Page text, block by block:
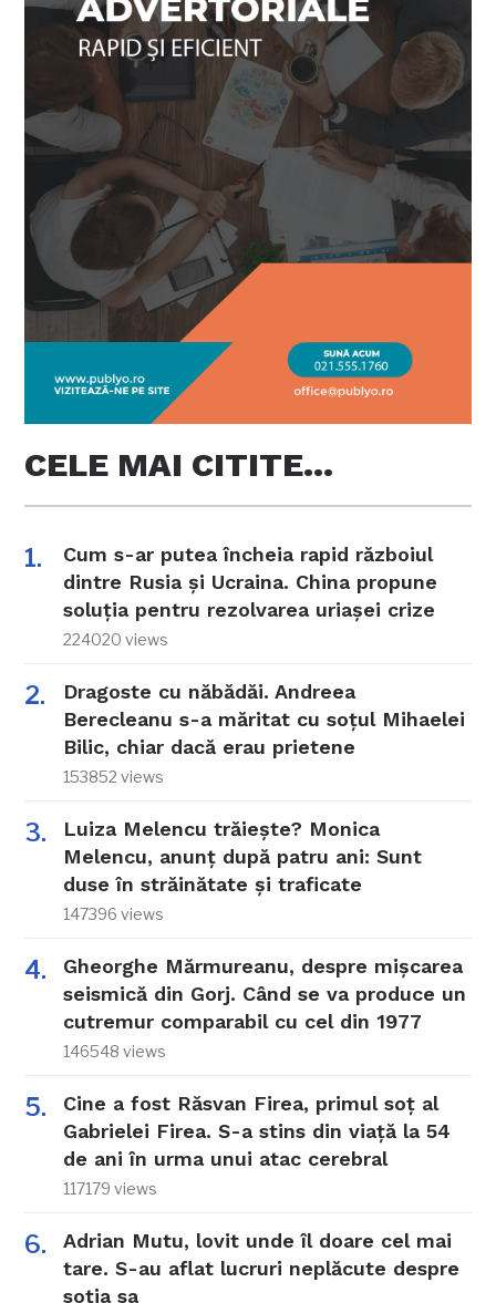
CELE MAI CITITE…
Cum s-ar putea încheia rapid războiul
dintre Rusia și Ucraina. China propune
soluția pentru rezolvarea uriașei crize
224020 views
Dragoste cu năbădăi. Andreea
Berecleanu s-a măritat cu soțul Mihaelei
Bilic, chiar dacă erau prietene
153852 views
Luiza Melencu trăiește? Monica
Melencu, anunț după patru ani: Sunt
duse în străinătate și traficate
147396 views
Gheorghe Mărmureanu, despre mișcarea
seismică din Gorj. Când se va produce un
cutremur comparabil cu cel din 1977
146548 views
Cine a fost Răsvan Firea, primul soț al
Gabrielei Firea. S-a stins din viață la 54
de ani în urma unui atac cerebral
117179 views
Adrian Mutu, lovit unde îl doare cel mai
tare. S-au aflat lucruri neplăcute despre
soția sa